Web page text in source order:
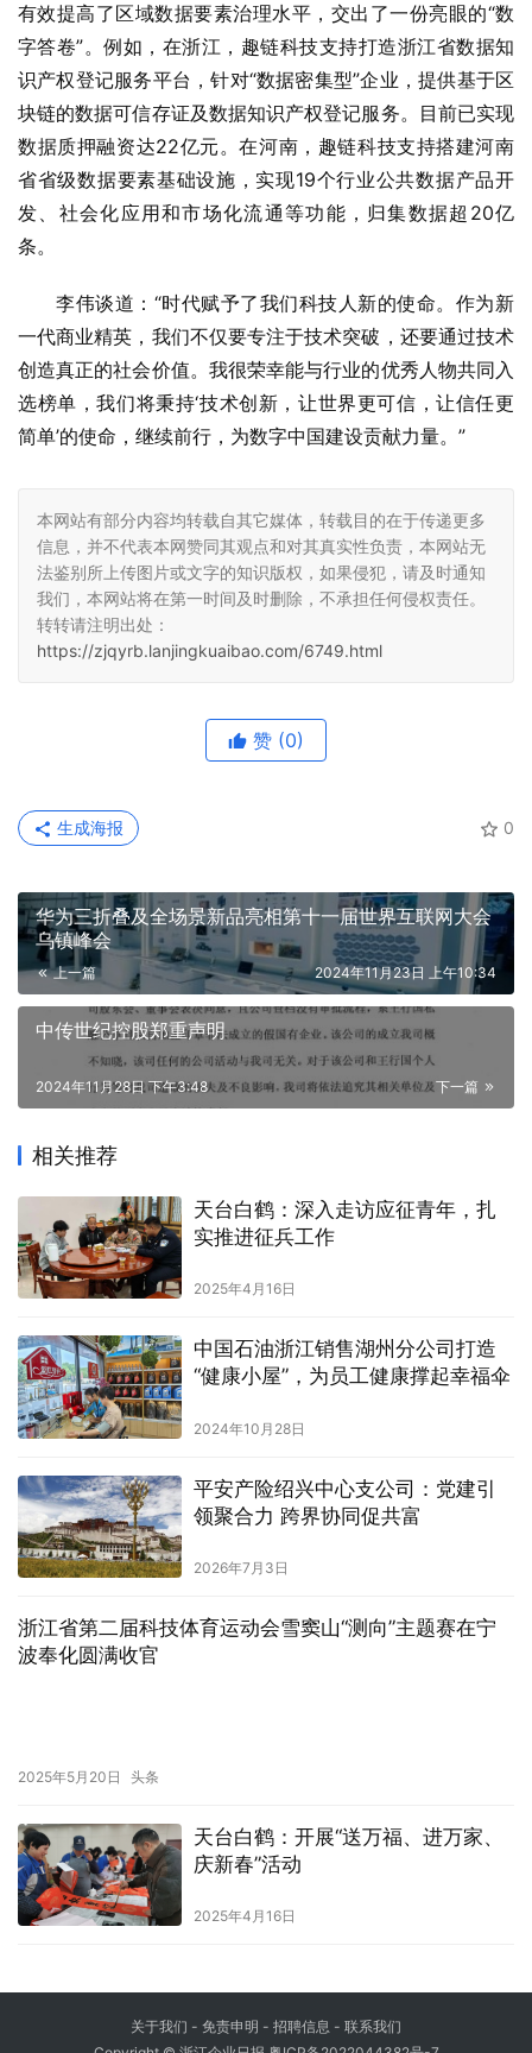
有效提高了区域数据要素治理水平，交出了一份亮眼的“数
字答卷”。例如，在浙江，趣链科技支持打造浙江省数据知
识产权登记服务平台，针对“数据密集型”企业，提供基于区
块链的数据可信存证及数据知识产权登记服务。目前已实现
数据质押融资达22亿元。在河南，趣链科技支持搭建河南
省省级数据要素基础设施，实现19个行业公共数据产品开
发、社会化应用和市场化流通等功能，归集数据超20亿
条。
李伟谈道：“时代赋予了我们科技人新的使命。作为新
一代商业精英，我们不仅要专注于技术突破，还要通过技术
创造真正的社会价值。我很荣幸能与行业的优秀人物共同入
选榜单，我们将秉持‘技术创新，让世界更可信，让信任更
简单’的使命，继续前行，为数字中国建设贡献力量。”
本网站有部分内容均转载自其它媒体，转载目的在于传递更多
信息，并不代表本网赞同其观点和对其真实性负责，本网站无
法鉴别所上传图片或文字的知识版权，如果侵犯，请及时通知
我们，本网站将在第一时间及时删除，不承担任何侵权责任。
转转请注明出处：
https://zjqyrb.lanjingkuaibao.com/6749.html
赞 (0)
0
生成海报
华为三折叠及全场景新品亮相第十一届世界互联网大会
乌镇峰会
上一篇 2024年11月23日 上午10:34
中传世纪控股郑重声明
下一篇
2024年11月28日 下午3:48
相关推荐
天台白鹤：深入走访应征青年，扎
实推进征兵工作
2025年4月16日
中国石油浙江销售湖州分公司打造
“健康小屋”，为员工健康撑起幸福伞
2024年10月28日
平安产险绍兴中心支公司：党建引
领聚合力 跨界协同促共富
2026年7月3日
浙江省第二届科技体育运动会雪窦山“测向”主题赛在宁
波奉化圆满收官
2025年5月20日 头条
天台白鹤：开展“送万福、进万家、
庆新春”活动
2025年4月16日
关于我们 - 免责申明 - 招聘信息 - 联系我们